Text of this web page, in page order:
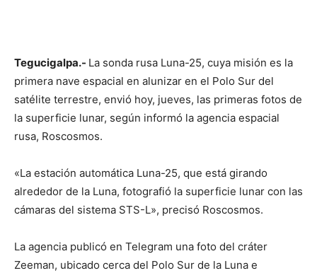
Tegucigalpa.- La sonda rusa Luna-25, cuya misión es la
primera nave espacial en alunizar en el Polo Sur del
satélite terrestre, envió hoy, jueves, las primeras fotos de
la superficie lunar, según informó la agencia espacial
rusa, Roscosmos.
«La estación automática Luna-25, que está girando
alrededor de la Luna, fotografió la superficie lunar con las
cámaras del sistema STS-L», precisó Roscosmos.
La agencia publicó en Telegram una foto del cráter
Zeeman, ubicado cerca del Polo Sur de la Luna e